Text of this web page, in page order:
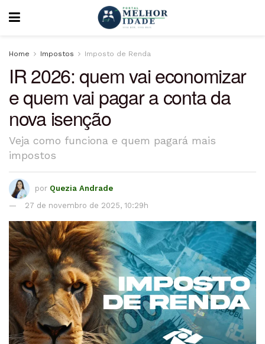
Home Impostos Imposto de Renda
IR 2026: quem vai economizar
e quem vai pagar a conta da
nova isenção
Veja como funciona e quem pagará mais
impostos
por Quezia Andrade
27 de novembro de 2025, 10:29h